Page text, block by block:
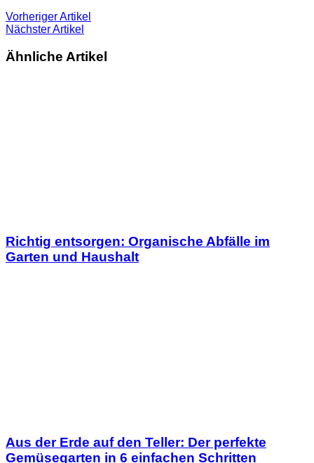
Vorheriger Artikel
Nächster Artikel
Ähnliche Artikel
Richtig entsorgen: Organische Abfälle im
Garten und Haushalt
Aus der Erde auf den Teller: Der perfekte
Gemüsegarten in 6 einfachen Schritten